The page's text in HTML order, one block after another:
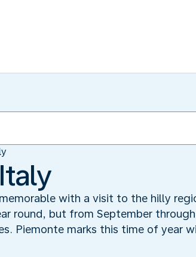
with a visit to the hilly
round, but from September
Piemonte marks this time of year